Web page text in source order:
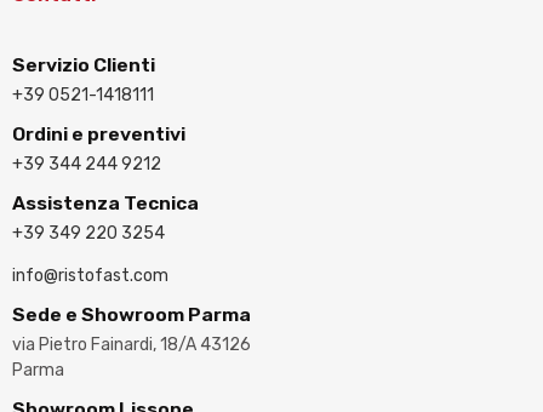
Servizio Clienti
+39 0521-1418111
Ordini e preventivi
+39 344 244 9212
Assistenza Tecnica
+39 349 220 3254
info@ristofast.com
Sede e Showroom Parma
via Pietro Fainardi, 18/A 43126
Parma